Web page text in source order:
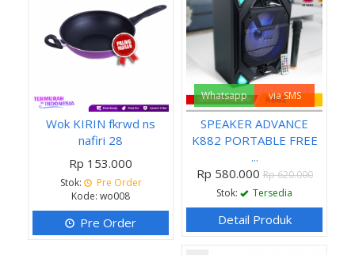
Wok KIRIN fkrwd ns
nafiri 28
Rp 153.000
Stok:
Pre Order
Kode: wo008
Pre Order
Whatsapp via SMS
SPEAKER ADVANCE
K882 PORTABLE FREE
...
Rp 580.000Rp 620.000
Stok:
Tersedia
Detail Produk